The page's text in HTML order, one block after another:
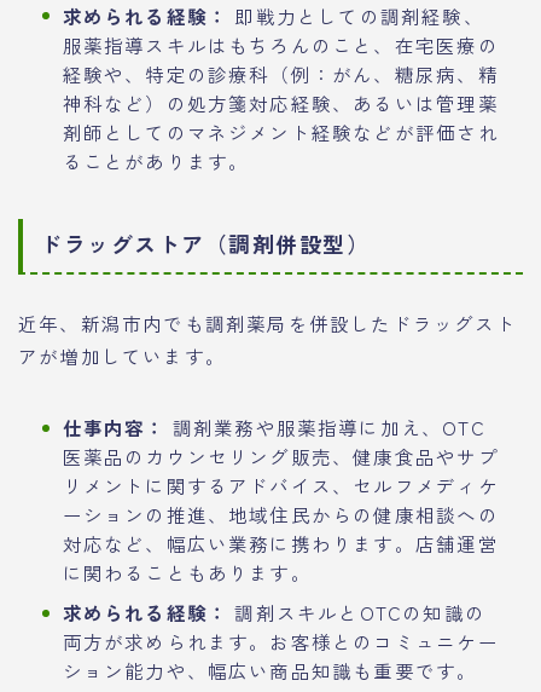
求められる経験：
即戦力としての調剤経験、
服薬指導スキルはもちろんのこと、在宅医療の
経験や、特定の診療科（例：がん、糖尿病、精
神科など）の処方箋対応経験、あるいは管理薬
剤師としてのマネジメント経験などが評価され
ることがあります。
ドラッグストア（調剤併設型）
近年、新潟市内でも調剤薬局を併設したドラッグスト
アが増加しています。
仕事内容：
調剤業務や服薬指導に加え、OTC
医薬品のカウンセリング販売、健康食品やサプ
リメントに関するアドバイス、セルフメディケ
ーションの推進、地域住民からの健康相談への
対応など、幅広い業務に携わります。店舗運営
に関わることもあります。
求められる経験： 調剤スキルとOTCの知識の
両方が求められます。お客様とのコミュニケー
ション能力や、幅広い商品知識も重要です。